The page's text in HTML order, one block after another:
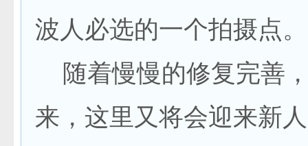
波人必选的一个拍摄点。
随着慢慢的修复完善
来，这里又将会迎来新